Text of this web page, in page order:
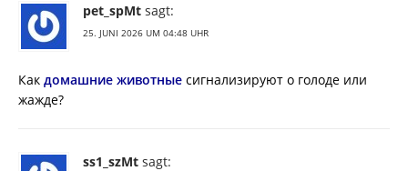
pet_spMt sagt:
25. JUNI 2026 UM 04:48 UHR
Как домашние животные сигнализируют о голоде или
жажде?
ss1_szMt sagt: